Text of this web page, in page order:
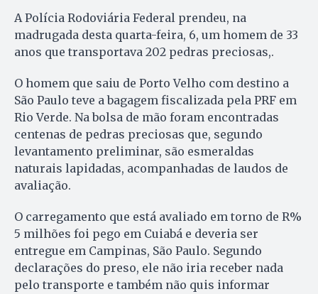
A Polícia Rodoviária Federal prendeu, na
madrugada desta quarta-feira, 6, um homem de 33
anos que transportava 202 pedras preciosas,.
O homem que saiu de Porto Velho com destino a
São Paulo teve a bagagem fiscalizada pela PRF em
Rio Verde. Na bolsa de mão foram encontradas
centenas de pedras preciosas que, segundo
levantamento preliminar, são esmeraldas
naturais lapidadas, acompanhadas de laudos de
avaliação.
O carregamento que está avaliado em torno de R%
5 milhões foi pego em Cuiabá e deveria ser
entregue em Campinas, São Paulo. Segundo
declarações do preso, ele não iria receber nada
pelo transporte e também não quis informar